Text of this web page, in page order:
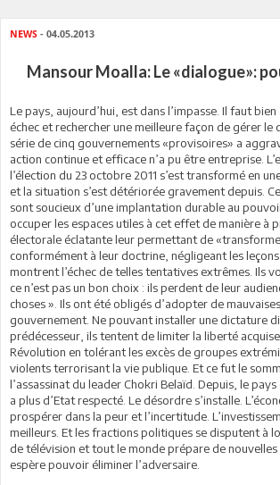
NEWS - 04.05.2013
Mansour Moalla: Le «dialogue»:
Le pays, aujourd’hui, est dans l’impasse. Il faut
échec et rechercher une meilleure façon de gérer le
série de cinq gouvernements «provisoires» a
action continue et efficace n’a pu être entreprise.
l’élection du 23 octobre 2011 s’est transformé en
et la situation s’est détériorée gravement depuis.
sont soucieux d’une implantation durable au
occuper les espaces utiles à cet effet de manière à
électorale éclatante leur permettant de
conformément à leur doctrine, négligeant les
montrent l’échec de telles tentatives extrêmes. Ils
ce n’est pas un bon choix : ils perdent de leur
choses ». Ils ont été obligés d’adopter de
gouvernement. Ne pouvant installer une dictature
prédécesseur, ils tentent de limiter la liberté
Révolution en tolérant les excès de groupes
violents terrorisant la vie publique. Et ce fut le
l’assassinat du leader Chokri Belaïd. Depuis, le
a plus d’Etat respecté. Le désordre s’installe.
prospérer dans la peur et l’incertitude.
meilleurs. Et les fractions politiques se disputent à
de télévision et tout le monde prépare de nouvelles
espère pouvoir éliminer l’adversaire.